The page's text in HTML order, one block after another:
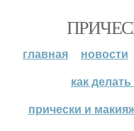
главная новости
как
прически и